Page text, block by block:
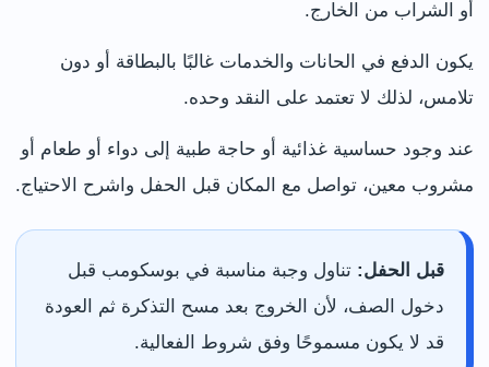
أو الشراب من الخارج.
يكون الدفع في الحانات والخدمات غالبًا بالبطاقة أو دون
تلامس، لذلك لا تعتمد على النقد وحده.
عند وجود حساسية غذائية أو حاجة طبية إلى دواء أو طعام أو
مشروب معين، تواصل مع المكان قبل الحفل واشرح الاحتياج.
قبل الحفل: تناول وجبة مناسبة في بوسكومب قبل
دخول الصف، لأن الخروج بعد مسح التذكرة ثم العودة
قد لا يكون مسموحًا وفق شروط الفعالية.